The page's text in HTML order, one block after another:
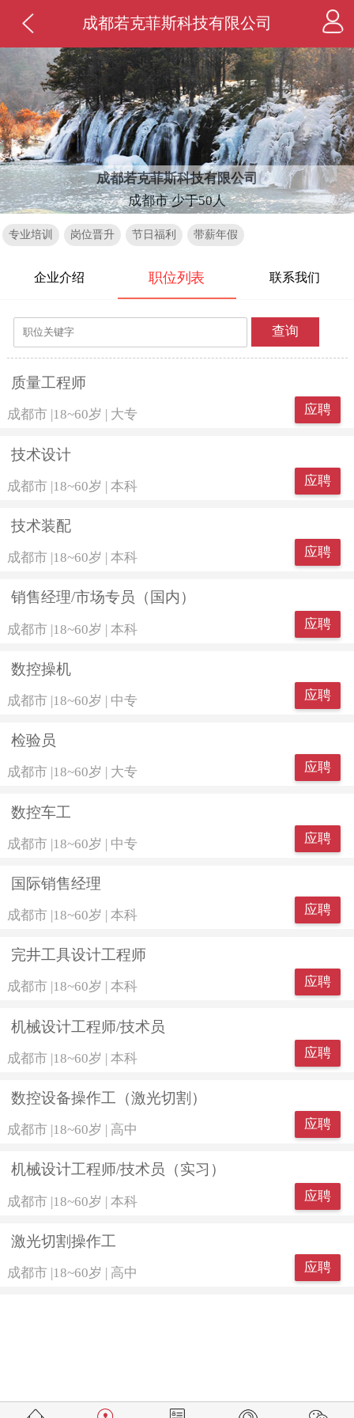
成都若克菲斯科技有限公司
成都若克菲斯科技有限公司
成都市 少于50人
专业培训 岗位晋升 节日福利 带薪年假
企业介绍 职位列表 联系我们
查询
质量工程师
成都市 18~60岁 大专 应聘
技术设计
成都市 |18~60岁 | 本科 应聘
技术装配
成都市 18~60岁 本科 应聘
销售经理/市场专员（国内）
成都市 |18~60岁 | 本科 应聘
数控操机
成都市 |18~60岁 | 中专 应聘
检验员
成都市 18~60岁 大专 应聘
数控车工
成都市 |18~60岁 | 中专 应聘
国际销售经理
成都市 |18~60岁 | 本科 应聘
完井工具设计工程师
成都市 18~60岁 本科 应聘
机械设计工程师/技术员
成都市 |18~60岁 | 本科 应聘
数控设备操作工（激光切割）
成都市 18~60岁 高中 应聘
机械设计工程师/技术员（实习）
成都市 |18~60岁 | 本科 应聘
激光切割操作工
成都市 |18~60岁 | 高中 应聘